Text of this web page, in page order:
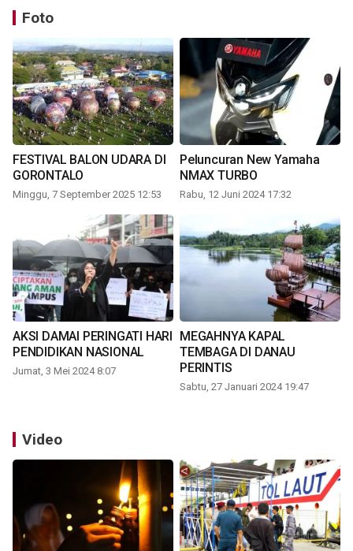
Foto
FESTIVAL BALON UDARA DI
GORONTALO
Minggu, 7 September 2025 12:53
Peluncuran New Yamaha
NMAX TURBO
Rabu, 12 Juni 2024 17:32
AKSI DAMAI PERINGATI HARI
PENDIDIKAN NASIONAL
Jumat, 3 Mei 2024 8:07
MEGAHNYA KAPAL
TEMBAGA DI DANAU
PERINTIS
Sabtu, 27 Januari 2024 19:47
Video